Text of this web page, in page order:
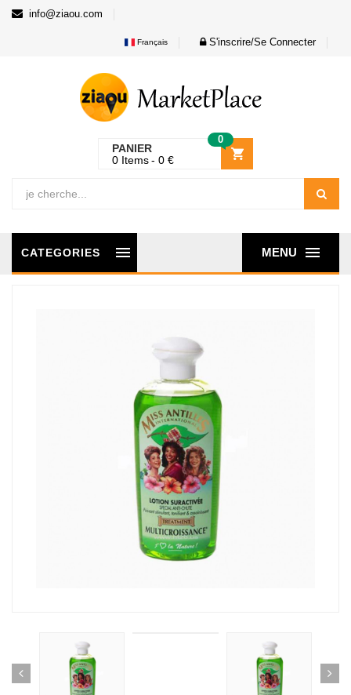
info@ziaou.com
Français S'inscrire/Se Connecter
PANIER
0
0 Items 0 €
MENU
CATEGORIES